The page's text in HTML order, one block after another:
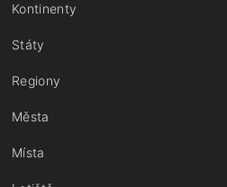
Kontinenty
Státy
Regiony
Města
Místa